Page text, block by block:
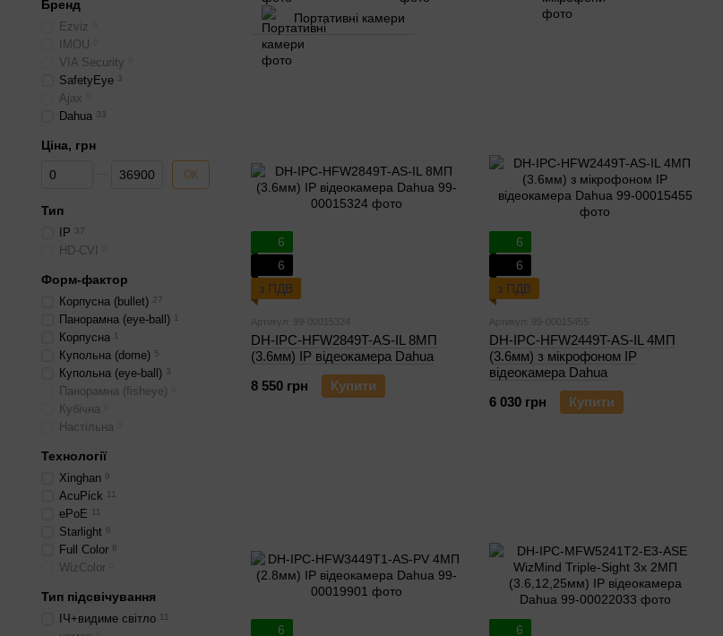
Портативні камери
6
6
з ПДВ
Артикул: 99-00015324
DH-IPC-HFW2849T-AS-IL 8МП
(3.6мм) IP відеокамера Dahua
8 550 грн
Купити
6
6
з ПДВ
Артикул: 99-00015455
DH-IPC-HFW2449T-AS-IL 4МП
(3.6мм) з мікрофоном IP
відеокамера Dahua
6 030 грн
Купити
6
6
Бренд
Ezviz
IMOU
VIA Security
SafetyEye 3
Ajax
Dahua 33
Ціна, грн
Від Ціна, грн
До Ціна, грн ОК
Тип
IP 37
HD-CVI
Форм-фактор
Корпусна (bullet) 27
Панорамна (eye-ball) 1
Корпусна 1
Купольна (dome) 5
Купольна (eye-ball) 3
Панорамна (fisheye)
Кубічна
Настільна
Технології
Xinghan 9
AcuPick 11
ePoE 11
Starlight 6
Full Color 8
WizColor
Тип підсвічування
ІЧ+видиме світло 11